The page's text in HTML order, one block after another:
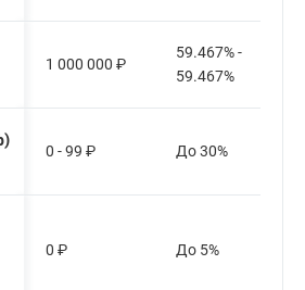
1 000 000 ₽
59.467% -
59.467%
0 - 99 ₽ До 30%
0 ₽ До 5%